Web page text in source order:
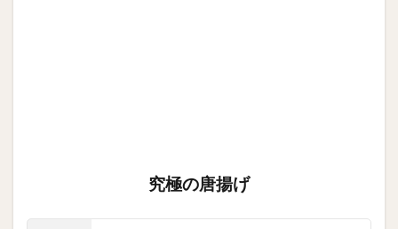
究極の唐揚げ